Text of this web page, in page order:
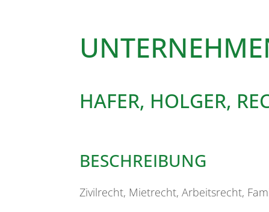
HAFER, HOLGER,
BESCHREIBUNG
Zivilrecht, Mietrecht, Arbeitsrecht,